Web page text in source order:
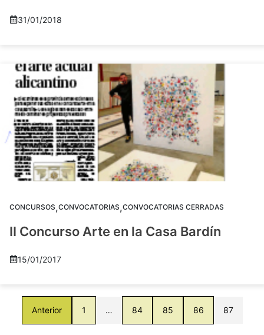
31/01/2018
CONCURSOS,CONVOCATORIAS,CONVOCATORIAS CERRADAS
II Concurso Arte en la Casa Bardín
15/01/2017
Anterior 1 … 84 85 86 87